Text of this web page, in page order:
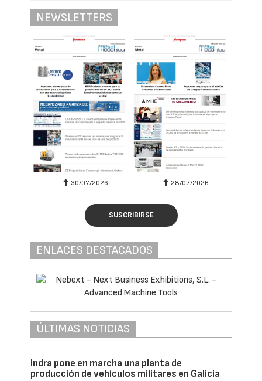
NEWSLETTERS
30/07/2026 28/07/2026
SUSCRIBIRSE
ENLACES DESTACADOS
ÚLTIMAS NOTICIAS
Indra pone en marcha una planta de
producción de vehículos militares en Galicia